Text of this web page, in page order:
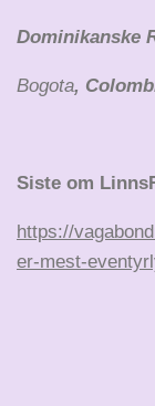
Dominikanske
Bogota,
Siste om
https://
er-mest-